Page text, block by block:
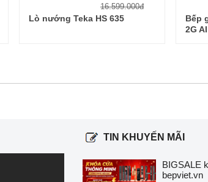
16.599.000đ
Lò nướng Teka HS 635
Bếp
2G
TIN KHUYẾN MÃI
BIGSALE
bepviet.vn